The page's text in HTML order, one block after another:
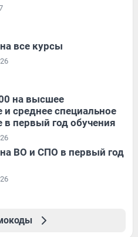
все курсы
на высшее
и среднее специальное
в первый год обучения
ВО и СПО в первый год